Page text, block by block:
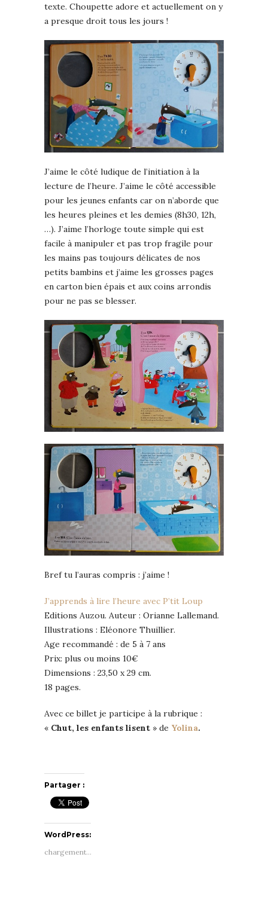
texte. Choupette adore et actuellement on y
a presque droit tous les jours !
J’aime le côté ludique de l’initiation à la
lecture de l’heure. J’aime le côté accessible
pour les jeunes enfants car on n’aborde que
les heures pleines et les demies (8h30, 12h,
…). J’aime l’horloge toute simple qui est
facile à manipuler et pas trop fragile pour
les mains pas toujours délicates de nos
petits bambins et j’aime les grosses pages
en carton bien épais et aux coins arrondis
pour ne pas se blesser.
Bref tu l’auras compris : j’aime !
J’apprends à lire l’heure avec P’tit Loup
Editions Auzou. Auteur : Orianne Lallemand.
Illustrations : Eléonore Thuillier.
Age recommandé : de 5 à 7 ans
Prix: plus ou moins 10€
Dimensions : 23,50 x 29 cm.
18 pages.
Avec ce billet je participe à la rubrique :
« Chut, les enfants lisent » de Yolina.
Partager :
WordPress:
chargement…